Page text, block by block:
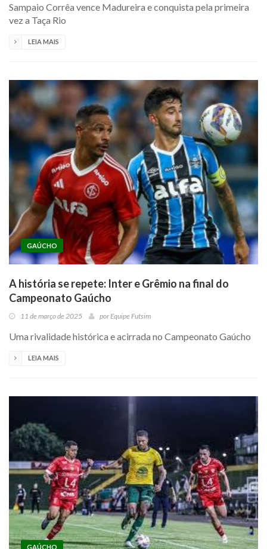
Sampaio Corrêa vence Madureira e conquista pela primeira
vez a Taça Rio
LEIA MAIS
GAÚCHO
A história se repete: Inter e Grêmio na final do
Campeonato Gaúcho
11 de março de 2025 porEquipe Futsim
Uma rivalidade histórica e acirrada no Campeonato Gaúcho
LEIA MAIS
GAÚCHO